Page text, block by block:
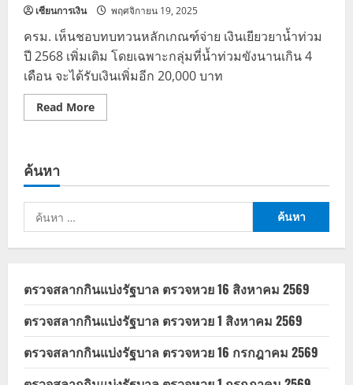
เซียนการเงิน พฤศจิกายน 19, 2025
ครม. เห็นชอบทบทวนหลักเกณฑ์จ่าย เงินเยียวยาน้ำท่วม
ปี 2568 เพิ่มเติม โดยเฉพาะกลุ่มที่น้ำท่วมขังนานเกิน 4
เดือน จะได้รับเงินเพิ่มอีก 20,000 บาท
Read MoreRead
more
20,000
ครม.
เกณฑ์
ค้นหา
ค้นหา
สำหรับ:
ตรวจสลากกินแบ่งรัฐบาล ตรวจหวย 16 สิงหาคม 2569
ตรวจสลากกินแบ่งรัฐบาล ตรวจหวย 1 สิงหาคม 2569
ตรวจสลากกินแบ่งรัฐบาล ตรวจหวย 16 กรกฎาคม 2569